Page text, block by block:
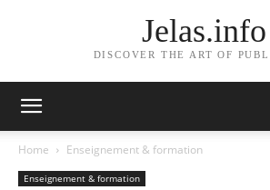
Jelas.info
DISCOVER THE ART OF
Home Enseignement & formation
Enseignement & formation